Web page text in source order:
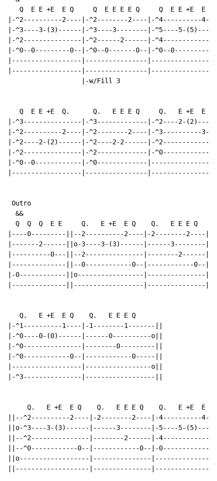
Q  E E +E  E Q     Q  E E E E Q     Q  E E +E  E Q
|-^2----------2----|-^2--------2----|-^4----------
|-^3----3-(3)------|-^3----3--------|-^5----5-
|-^2---------------|-^2------2------|-
|-^0--0---------0--|-^0--0-------0--|-^0--0---------
|------------------|----------------
|------------------|----------------
                   |-w/Fill 3
Q  E E +E  Q.      Q.   E E E Q     Q.   E +E  E E
|-^3---------------|-^3-------------|-^2----2-
|-^2----------2----|-^2--------2----|-^3----------
|-^2----2-(2)------|-^2----2-2------|-
|-^2---------------|-^2-------------|-
|-^0--0------------|-^0-------------
|------------------|----------------
Outro
  &&
  Q  Q  Q  E E     Q.   E +E  E Q    Q.   E E E Q
|----0---------||--2----------2----|-2--------2----|
|-------2------||o-3----3-(3)------|------3--------|
|----------0---||--2---------------|--------2------|
|--------------||--0------------0--|------------0--|
|-0------------||o-----------------|---------------|
|--------------||------------------|---------------|
   Q.   E +E  E Q    Q.   E E E Q
|-^1----------1----|-1--------1-------||
|-^0----0-(0)------|------0----------o||
|-^0---------------|--------0---------||
|-^0------------0--|------------0-----||
|------------------|-----------------o||
|-^3---------------|------------------||
Q.   E +E  E Q    Q.   E E E Q    Q.   E +E  E Q
||--^2----------2----|-2--------2----|-4----------
||o-^3----3-(3)------|------3--------|-5----5-
||--^2---------------|--------2------|-
||--^0------------0--|------------0--|-0------------
||o------------------|---------------
||-------------------|---------------